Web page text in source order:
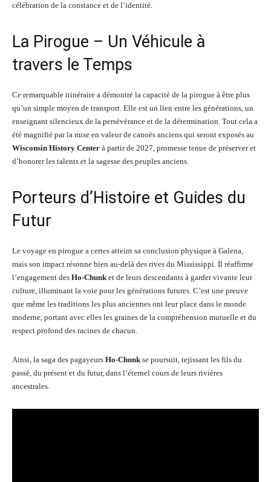
célébration de la constance et de l’identité.
La Pirogue – Un Véhicule à
travers le Temps
Ce remarquable itinéraire a démontré la capacité de la pirogue à être plus
qu’un simple moyen de transport. Elle est un lien entre les générations, un
enseignant silencieux de la persévérance et de la détermination. Tout cela a
été magnifié par la mise en valeur de canoës anciens qui seront exposés au
Wisconsin History Center à partir de 2027, promesse tenue de préserver et
d’honorer les talents et la sagesse des peuples anciens.
Porteurs d’Histoire et Guides du
Futur
Le voyage en pirogue a certes atteint sa conclusion physique à Galena,
mais son impact résonne bien au-delà des rives du Mississippi. Il réaffirme
l’engagement des Ho-Chunk et de leurs descendants à garder vivante leur
culture, illuminant la voie pour les générations futures. C’est une preuve
que même les traditions les plus anciennes ont leur place dans le monde
moderne, portant avec elles les graines de la compréhension mutuelle et du
respect profond des racines de chacun.
Ainsi, la saga des pagayeurs Ho-Chunk se poursuit, tejissant les fils du
passé, du présent et du futur, dans l’éternel cours de leurs rivières
ancestrales.